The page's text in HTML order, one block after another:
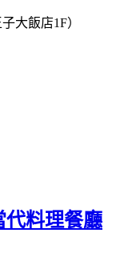
大飯店1F）
料理餐廳